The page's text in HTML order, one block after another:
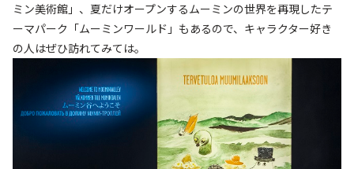
ミン美術館」、夏だけオープンするムーミンの世界を再現したテ
ーマパーク「ムーミンワールド」もあるので、キャラクター好き
の人はぜひ訪れてみては。